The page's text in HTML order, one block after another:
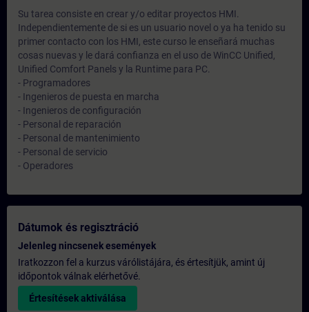
Su tarea consiste en crear y/o editar proyectos HMI.
Independientemente de si es un usuario novel o ya ha tenido su
primer contacto con los HMI, este curso le enseñará muchas
cosas nuevas y le dará confianza en el uso de WinCC Unified,
Unified Comfort Panels y la Runtime para PC.
- Programadores
- Ingenieros de puesta en marcha
- Ingenieros de configuración
- Personal de reparación
- Personal de mantenimiento
- Personal de servicio
- Operadores
Dátumok és regisztráció
Jelenleg nincsenek események
Iratkozzon fel a kurzus várólistájára, és értesítjük, amint új
időpontok válnak elérhetővé.
Értesítések aktiválása